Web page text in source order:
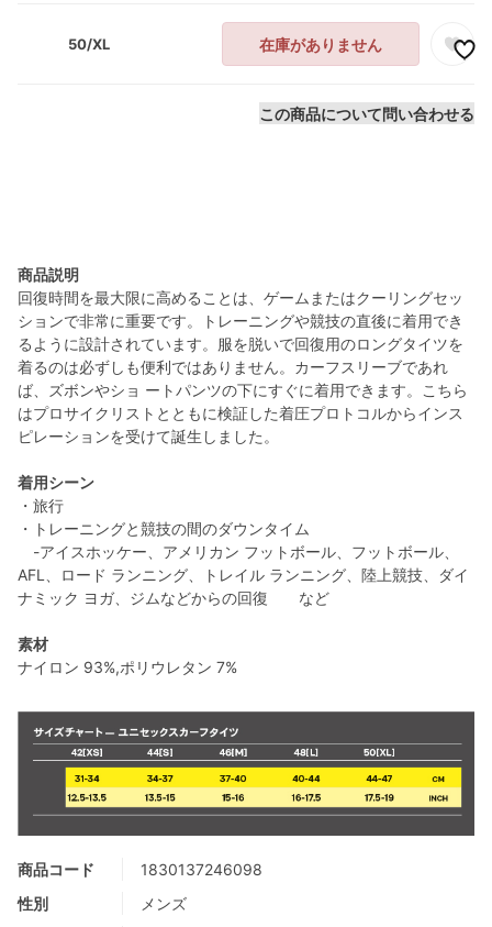
商品コード
1830137246098
性別
メンズ
50/XL 在庫がありません
この商品について問い合わせる
商品説明
回復時間を最大限に高めることは、ゲームまたはクーリングセッ
ションで非常に重要です。トレーニングや競技の直後に着用でき
るように設計されています。服を脱いで回復用のロングタイツを
着るのは必ずしも便利ではありません。カーフスリーブであれ
ば、ズボンやショ ートパンツの下にすぐに着用できます。こちら
はプロサイクリストとともに検証した着圧プロトコルからインス
ピレーションを受けて誕生しました。
着用シーン
・旅行
・トレーニングと競技の間のダウンタイム
-アイスホッケー、アメリカン フットボール、フットボール、
AFL、ロード ランニング、トレイル ランニング、陸上競技、ダイ
ナミック ヨガ、ジムなどからの回復 など
素材
ナイロン 93%,ポリウレタン 7%